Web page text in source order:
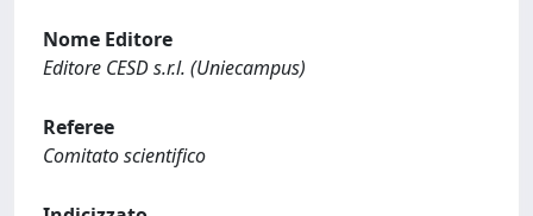
Nome Editore
Editore CESD s.r.l. (Uniecampus)
Referee
Comitato scientifico